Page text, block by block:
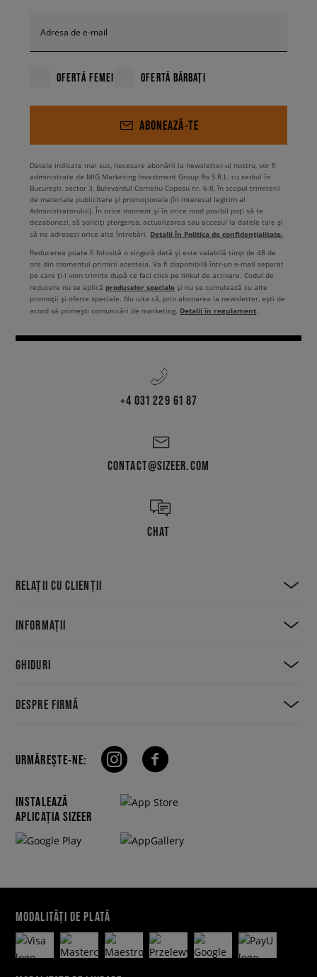
Adresa de e-mail
OFERTĂ FEMEI OFERTĂ BĂRBAȚI
ABONEAZĂ-TE
Datele indicate mai sus, necesare abonării la newsletter-ul nostru, vor fi
administrate de MIG Marketing Investment Group Ro S.R.L. cu sediul în
București, sector 3, Bulevardul Corneliu Coposu nr. 6-8, în scopul trimiterii
de materiale publicitare și promoționale (în interesul legitim al
Administratorului). În orice moment și în orice mod posibil poți să te
dezabonezi, să soliciți ștergerea, actualizarea sau accesul la datele tale și
să ne adresezi orice alte întrebări. Detalii în Politica de confidențialitate.
Reducerea poate fi folosită o singură dată și este valabilă timp de 48 de
ore din momentul primirii acesteia. Va fi disponibilă într-un e-mail separat
pe care ți-l vom trimite după ce faci click pe linkul de activare. Codul de
reducere nu se aplică produselor speciale și nu se cumulează cu alte
promoții și oferte speciale. Nu uita că, prin abonarea la newsletter, ești de
acord să primești comunicări de marketing. Detalii în regulament.
+4 031 229 61 87
CONTACT@SIZEER.COM
CHAT
RELAȚII CU CLIENȚII
INFORMAȚII
GHIDURI
DESPRE FIRMĂ
URMĂREȘTE-NE:
INSTALEAZĂ
APLICAȚIA SIZEER
MODALITĂȚI DE PLATĂ